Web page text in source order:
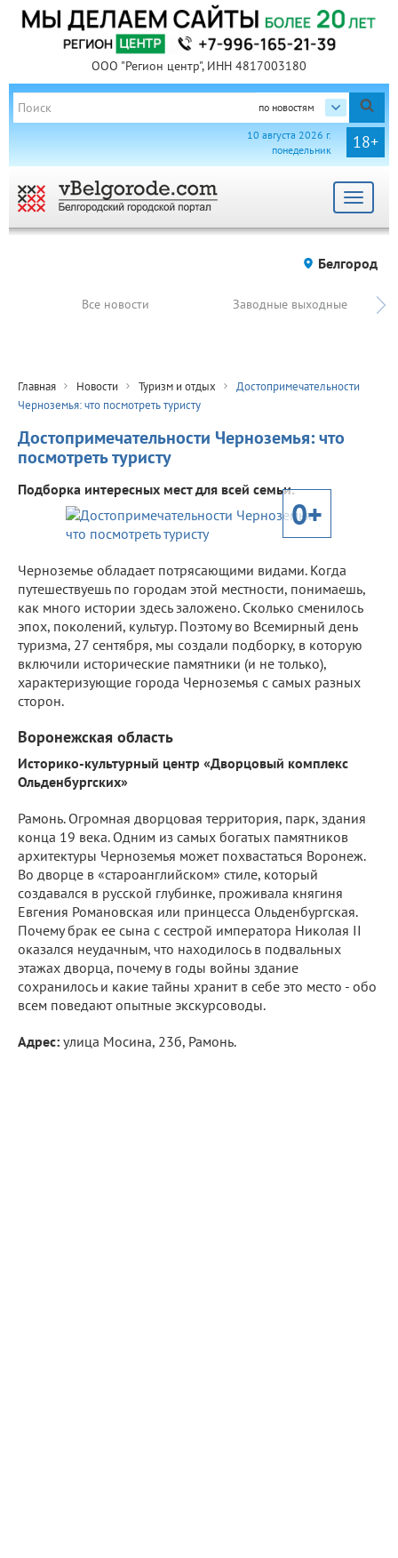
ООО "Регион центр", ИНН 4817003180
по новостям
18+
10 августа 2026 г.
понедельник
Toggle
Белгород
Все новости Заводные выходные
Главная Новости Туризм и отдых
Достопримечательности
Черноземья: что посмотреть туристу
Достопримечательности Черноземья: что
посмотреть туристу
Подборка интересных мест для всей семьи.
0+
Черноземье обладает потрясающими видами. Когда
путешествуешь по городам этой местности, понимаешь,
как много истории здесь заложено. Сколько сменилось
эпох, поколений, культур. Поэтому во Всемирный день
туризма, 27 сентября, мы создали подборку, в которую
включили исторические памятники (и не только),
характеризующие города Черноземья с самых разных
сторон.
Воронежская область
Историко-культурный центр «Дворцовый комплекс
Ольденбургских»
Рамонь. Огромная дворцовая территория, парк, здания
конца 19 века. Одним из самых богатых памятников
архитектуры Черноземья может похвастаться Воронеж.
Во дворце в «староанглийском» стиле, который
создавался в русской глубинке, проживала княгиня
Евгения Романовская или принцесса Ольденбургская.
Почему брак ее сына с сестрой императора Николая II
оказался неудачным, что находилось в подвальных
этажах дворца, почему в годы войны здание
сохранилось и какие тайны хранит в себе это место - обо
всем поведают опытные экскурсоводы.
Адрес: улица Мосина, 23б, Рамонь.